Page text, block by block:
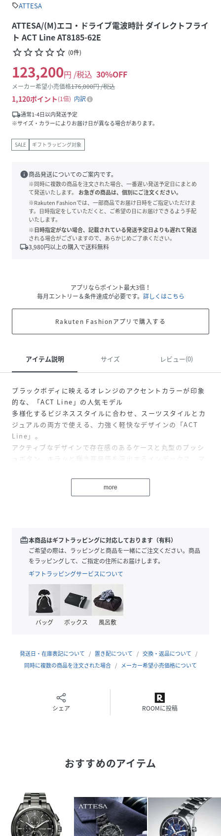
sellATTESA
ATTESA/(M)エコ・ドライブ電波時計 ダイレクトフライ
ト ACT Line AT8185-62E
star_borderstar_borderstar_borderstar_borderstar_border (0件)
123,200円 /税込 30%OFF
メーカー希望小売価格176,000円 /税込
1,120ポイント 1倍
内訳
local_shipping通常1-4日以内発送予定
※サイズ・カラーによりお届け日が異なる場合があります。
SALE ギフトラッピング対象
info商品発送についてのご案内です。
※同時に複数の商品を注文された場合、一番遅い発送予定日にまとめ
て発送いたします。
お急ぎの商品は、個別にご注文ください。
※Rakuten Fashionでは、一部商品でお届け日時をご指定いただけま
す。日時指定をしていただくと、ご希望の日にお届けできるよう手配
いたします。
※日時指定がない場合、記載されている発送予定日よりも遅れて発送
される場合がございますので、あらかじめご了承ください。
local_shipping3,980円以上の購入で送料無料
アプリならポイント最大3倍！
毎月エントリー＆条件達成が必要です。 詳しくはこちら
Rakuten Fashionアプリで購入する
アイテム説明 サイズ レビュー(0)
ブラックボディに映えるオレンジのアクセントカラーが印象
的な、「ACT Line」の人気モデル
多様化するビジネススタイルに合わせ、スーツスタイルとカ
ジュアルの両方で使える、力強く軽快なデザインの「ACT
Line」。
アクティブなデザインで存在感のあるケースと丸型のプッシ
ュボタン。キラッと輝き高級感を演出するインデックス。マ
がエレガントな印象もプラス。スーツだけでなくTシャツな
どのラフなスタイルにもマッチする1本です。
精度 ±15秒／月(非受信時)
持続時間 光発電約10ヶ月(パワーセーブ作動時)
電波受波 日中米欧電波受信
ケース素材 スーパーチタニウム
ケース表面処理 デュラテクトDLC(ブラック色)
バンド素材・タイプ スーパーチタニウム・三ツ折れプッシ
ュタイプ
ガラス サファイアガラス（クラリティ・コーティング）
耐磁性能 耐磁１種
デザイン特徴 夜光(針＋インデックス)・フィットアジャス
充電量表示機能
日中米欧電波受信
強制受信機能
パーペチュアルカレンダー
デイ＆デイト表示
24時間表示
more
redeem本商品はギフトラッピングに対応しております（有料）
ご希望の際は、ラッピングと商品を一緒にご注文ください。商品
をラッピングして、ご指定の住所にお届けします。
ギフトラッピングサービスについて
バッグ ボックス 風呂敷
発送日・在庫表記について 置き配について
交換・返品について
同時に複数の商品を注文された場合
メーカー希望小売価格について
シェア ROOMに投稿
おすすめのアイテム